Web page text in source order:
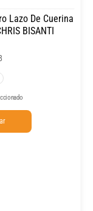
De Cuerina
BISANTI